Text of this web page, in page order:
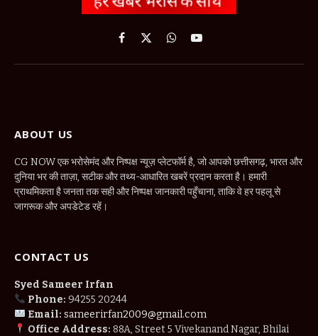
Facebook
X
WhatsApp
YouTube
ABOUT US
CG NOW एक भरोसेमंद और निष्पक्ष न्यूज़ प्लेटफॉर्म है, जो आपको छत्तीसगढ़, भारत और
दुनिया भर की ताज़ा, सटीक और तथ्य-आधारित खबरें प्रदान करता है। हमारी
प्राथमिकता है जनता तक सही और निष्पक्ष जानकारी पहुँचाना, ताकि वे हर पहलू से
जागरूक और अपडेटेड रहें।
CONTACT US
Syed Sameer Irfan
Phone: 94255 20244
Email: sameerirfan2009@gmail.com
Office Address: 88A, Street 5 Vivekanand Nagar, Bhilai